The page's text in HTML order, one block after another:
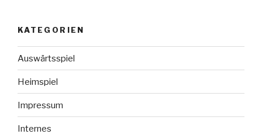
KATEGORIEN
Auswärtsspiel
Heimspiel
Impressum
Internes